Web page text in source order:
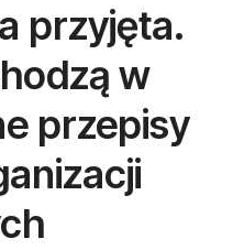
przyjęta.
w
przepisy